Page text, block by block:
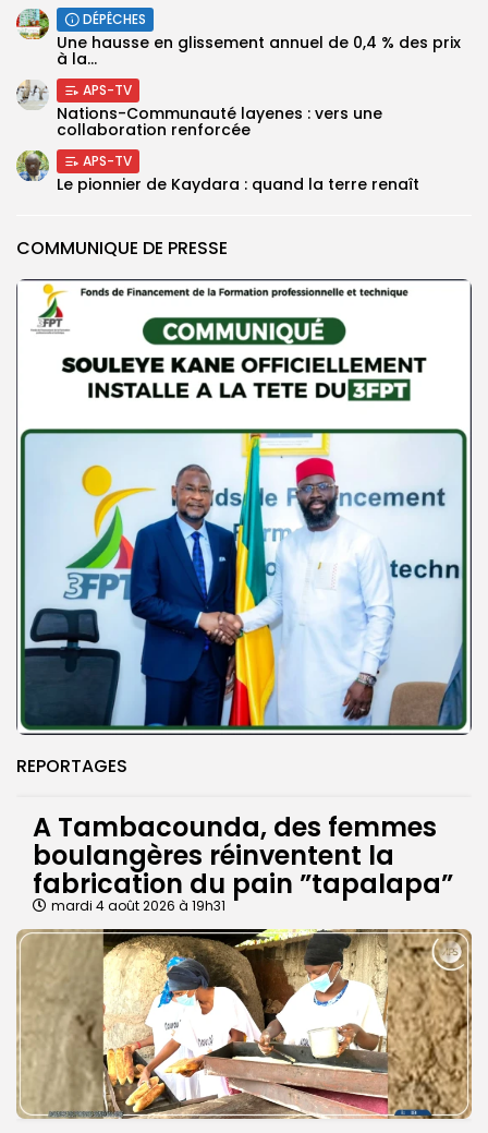
COMMUNIQUE DE PRESSE
REPORTAGES
A Tambacounda, des femmes
boulangères réinventent la
fabrication du pain ”tapalapa”
mardi 4 août 2026 à 19h31
DÉPÊCHES
Une hausse en glissement annuel de 0,4 % des prix
à la...
APS-TV
Nations-Communauté layenes : vers une
collaboration renforcée
APS-TV
Le pionnier de Kaydara : quand la terre renaît